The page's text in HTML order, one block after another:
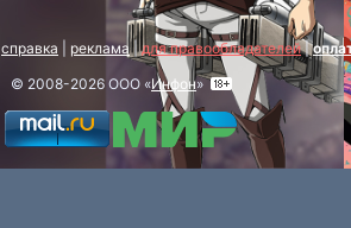
справка реклама|для правообладателей|
© 2008-2026 ООО «Инфон»